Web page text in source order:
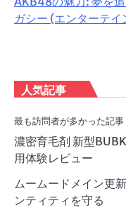
ガシー (エンターテ
人気記事
最も訪問者が多かった記事
濃密育毛剤 新型
用体験レビュー
ムームードメイン更
ンティティを守る